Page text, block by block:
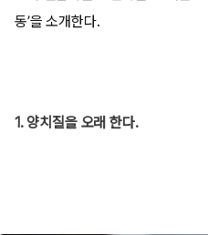
동’을 소개한다.
1. 양치질을 오래 한다.